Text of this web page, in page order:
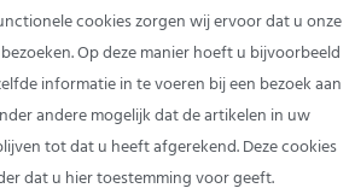
cookies zorgen wij ervoor dat u onze
Op deze manier hoeft u bijvoorbeeld
informatie in te voeren bij een bezoek aan
andere mogelijk dat de artikelen in uw
tot dat u heeft afgerekend. Deze cookies
dat u hier toestemming voor geeft.